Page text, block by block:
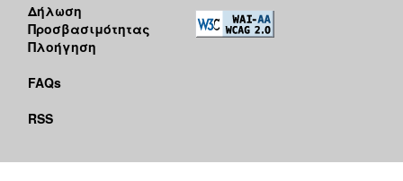
Δήλωση
Προσβασιμότητας
Πλοήγηση
FAQs
RSS